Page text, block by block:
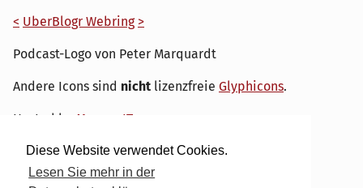
Diese Website verwendet Cookies.
Lesen Sie mehr in der
< UberBlogr Webring >
Podcast-Logo von Peter Marquardt
Andere Icons sind nicht lizenzfreie Glyphicons.
Hosted by My own IT.